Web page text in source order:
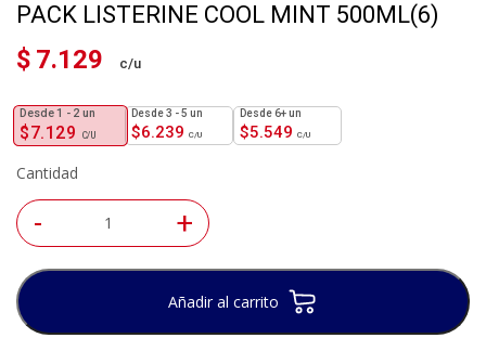
PACK LISTERINE COOL MINT 500ML(6)
$ 7.129
$7.129
1 - 2 un
$6.239
3 - 5 un
$5.549
6+ un
Cantidad
- +
Añadir al carrito